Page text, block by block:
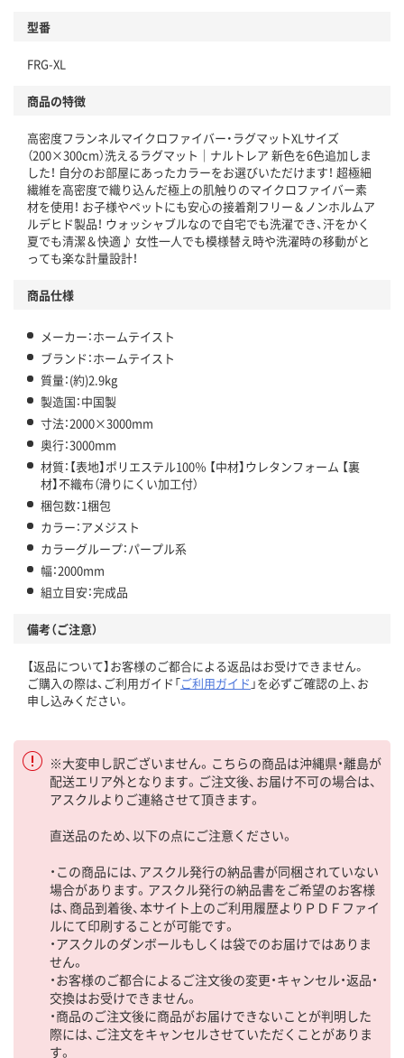
型番
FRG-XL
商品の特徴
高密度フランネルマイクロファイバー・ラグマットXLサイズ
（200×300cm）洗えるラグマット｜ナルトレア 新色を6色追加しま
した！ 自分のお部屋にあったカラーをお選びいただけます！ 超極細
繊維を高密度で織り込んだ極上の肌触りのマイクロファイバー素
材を使用！ お子様やペットにも安心の接着剤フリー＆ノンホルムア
ルデヒド製品！ ウォッシャブルなので自宅でも洗濯でき、汗をかく
夏でも清潔＆快適♪ 女性一人でも模様替え時や洗濯時の移動がと
っても楽な計量設計！
商品仕様
メーカー：ホームテイスト
ブランド：ホームテイスト
質量：(約)2.9kg
製造国：中国製
寸法：2000×3000mm
奥行：3000mm
材質：【表地】ポリエステル100％ 【中材】ウレタンフォーム 【裏
材】不織布（滑りにくい加工付）
梱包数：1梱包
カラー：アメジスト
カラーグループ：パープル系
幅：2000mm
組立目安：完成品
備考（ご注意）
【返品について】お客様のご都合による返品はお受けできません。
ご購入の際は、ご利用ガイド「ご利用ガイド 」を必ずご確認の上、お
申し込みください。
※大変申し訳ございません。こちらの商品は沖縄県・離島が
配送エリア外となります。ご注文後、お届け不可の場合は、
アスクルよりご連絡させて頂きます。
直送品のため、以下の点にご注意ください。
・この商品には、アスクル発行の納品書が同梱されていない
場合があります。アスクル発行の納品書をご希望のお客様
は、商品到着後、本サイト上のご利用履歴よりＰＤＦファイ
ルにて印刷することが可能です。
・アスクルのダンボールもしくは袋でのお届けではありま
せん。
・お客様のご都合によるご注文後の変更・キャンセル・返品・
交換はお受けできません。
・商品のご注文後に商品がお届けできないことが判明した
際には、ご注文をキャンセルさせていただくことがありま
す。